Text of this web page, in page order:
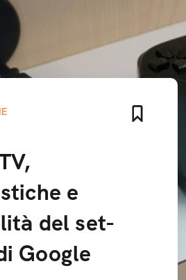
e
del set-
Google